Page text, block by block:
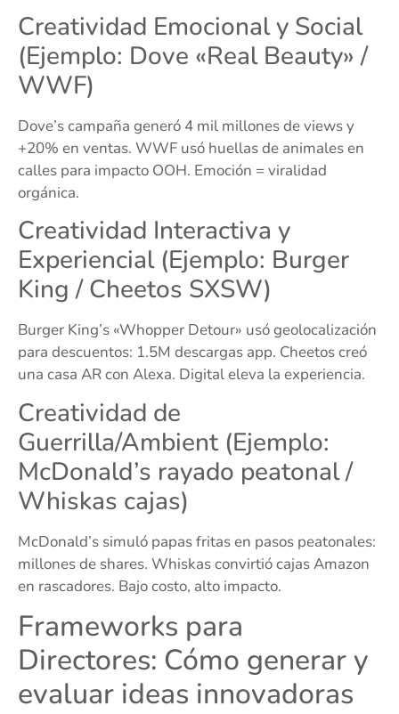
Creatividad Emocional y Social
(Ejemplo: Dove «Real Beauty» /
WWF)
Dove’s campaña generó 4 mil millones de views y
+20% en ventas. WWF usó huellas de animales en
calles para impacto OOH. Emoción = viralidad
orgánica.
Creatividad Interactiva y
Experiencial (Ejemplo: Burger
King / Cheetos SXSW)
Burger King’s «Whopper Detour» usó geolocalización
para descuentos: 1.5M descargas app. Cheetos creó
una casa AR con Alexa. Digital eleva la experiencia.
Creatividad de
Guerrilla/Ambient (Ejemplo:
McDonald’s rayado peatonal /
Whiskas cajas)
McDonald’s simuló papas fritas en pasos peatonales:
millones de shares. Whiskas convirtió cajas Amazon
en rascadores. Bajo costo, alto impacto.
Frameworks para
Directores: Cómo generar y
evaluar ideas innovadoras